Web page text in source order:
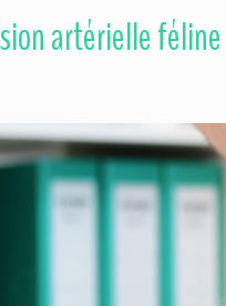
artérielle féline